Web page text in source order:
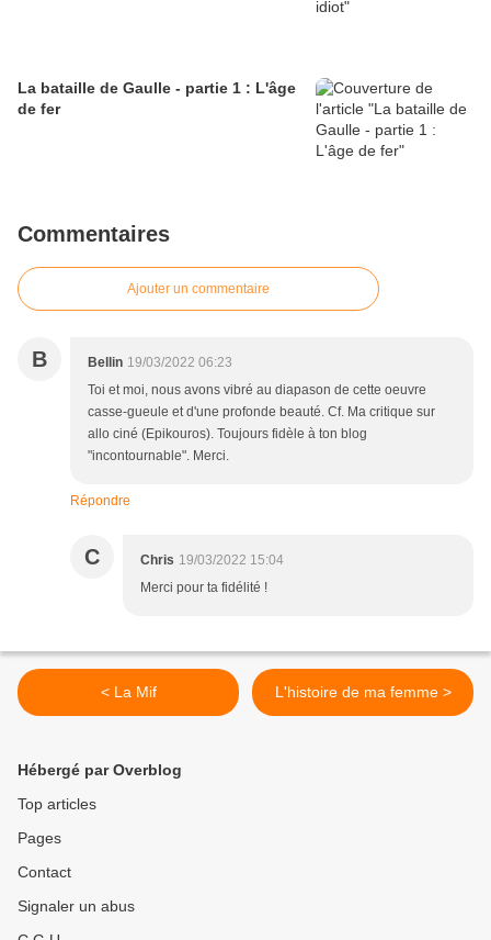
La bataille de Gaulle - partie 1 : L'âge
de fer
Commentaires
Ajouter un commentaire
B Bellin 19/03/2022 06:23
Toi et moi, nous avons vibré au diapason de cette oeuvre
casse-gueule et d'une profonde beauté. Cf. Ma critique sur
allo ciné (Epikouros). Toujours fidèle à ton blog
"incontournable". Merci.
Répondre
C Chris 19/03/2022 15:04
Merci pour ta fidélité !
< La Mif L'histoire de ma femme >
Hébergé par Overblog
Top articles
Pages
Contact
Signaler un abus